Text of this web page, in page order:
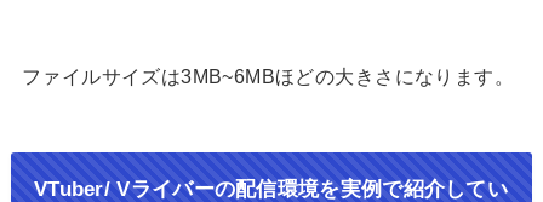
ファイルサイズは3MB~6MBほどの大きさになります。
VTuber/ Vライバーの配信環境を実例で紹介してい